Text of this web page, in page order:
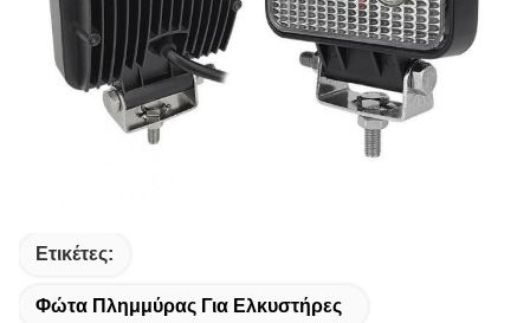
Ετικέτες:
Φώτα Πλημμύρας Για Ελκυστήρες